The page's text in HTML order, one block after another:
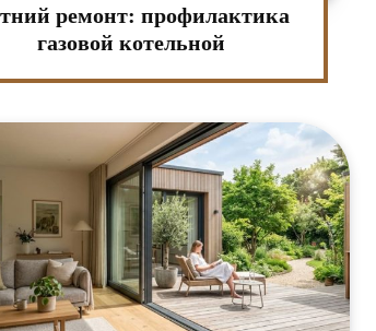
ремонт: профилактика
газовой котельной